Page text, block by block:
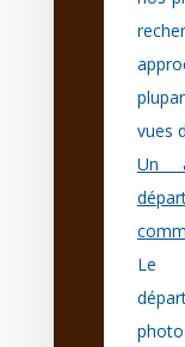
vues
Un
Le